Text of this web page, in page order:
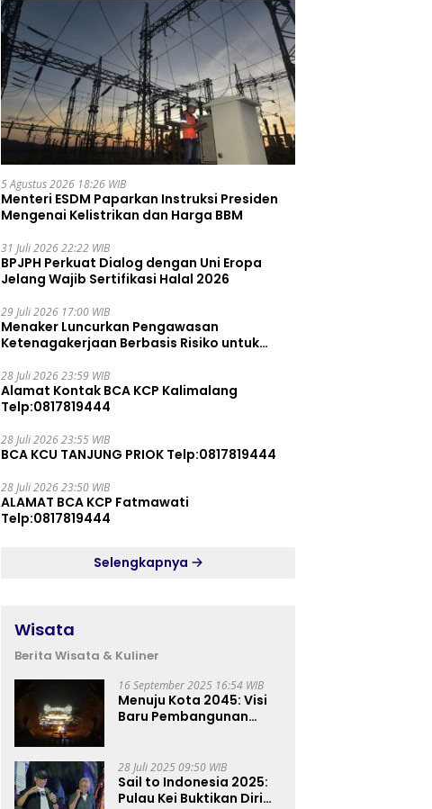
5 Agustus 2026 18:26 WIB
Menteri ESDM Paparkan Instruksi Presiden
Mengenai Kelistrikan dan Harga BBM
31 Juli 2026 22:22 WIB
BPJPH Perkuat Dialog dengan Uni Eropa
Jelang Wajib Sertifikasi Halal 2026
29 Juli 2026 17:00 WIB
Menaker Luncurkan Pengawasan
Ketenagakerjaan Berbasis Risiko untuk
28 Juli 2026 23:59 WIB
Alamat Kontak BCA KCP Kalimalang
Telp:0817819444
28 Juli 2026 23:55 WIB
BCA KCU TANJUNG PRIOK Telp:0817819444
28 Juli 2026 23:50 WIB
ALAMAT BCA KCP Fatmawati
Telp:0817819444
Selengkapnya
Wisata
Berita Wisata & Kuliner
16 September 2025 16:54 WIB
Menuju Kota 2045: Visi
Baru Pembangunan
28 Juli 2025 09:50 WIB
Sail to Indonesia 2025:
Pulau Kei Buktikan Diri